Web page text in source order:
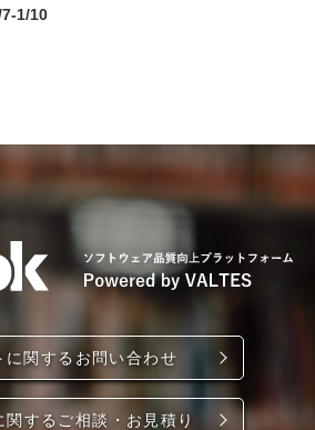
1/10
に関するお問い合わせ
関するご相談・お見積り